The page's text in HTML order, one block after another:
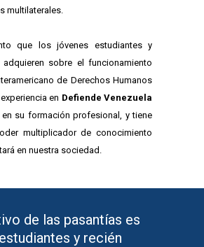
multilaterales.
que los jóvenes estudiantes y
sobre el funcionamiento
de Derechos Humanos
en Defiende Venezuela
su formación profesional, y tiene
multiplicador de conocimiento
en nuestra sociedad.
de las pasantías es
y recién